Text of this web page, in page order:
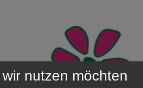
nutzen möchten